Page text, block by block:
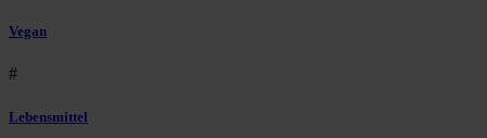
Vegan
#
Lebensmittel